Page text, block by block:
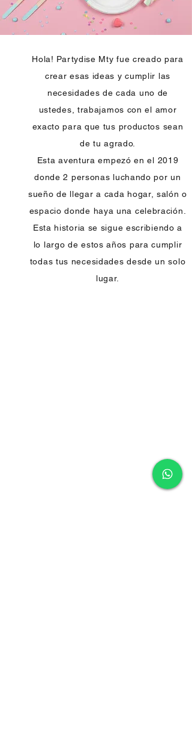
Hola! Partydise Mty fue creado para
crear esas ideas y cumplir las
necesidades de cada uno de
ustedes, trabajamos con el amor
exacto para que tus productos sean
de tu agrado.
Esta aventuraempezó en el 2019
donde 2 personas luchando por un
sueño de llegar a cada hogar,salón o
espacio donde haya una celebración.
Esta historia se sigue escribiendo a
lo largo de estos años para cumplir
todas tus necesidades desde un solo
lugar.